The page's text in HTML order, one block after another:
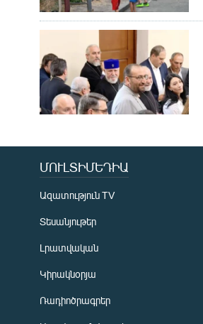
ՄՈՒԼՏԻՄԵԴԻԱ
Ազատություն TV
Տեսանյութեր
Լրատվական
Կիրակնօրյա
Ռադիոծրագրեր